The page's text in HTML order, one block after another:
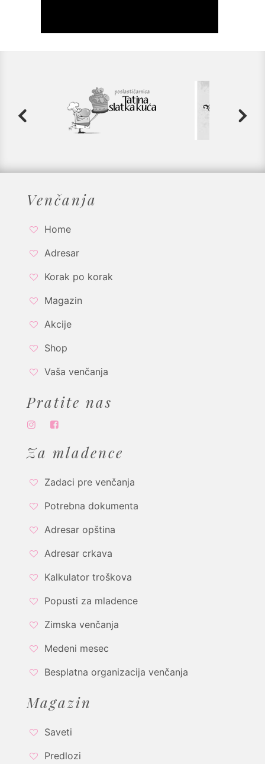
Venčanja
Home
Adresar
Korak po korak
Magazin
Akcije
Shop
Vaša venčanja
Pratite nas
Za mladence
Zadaci pre venčanja
Potrebna dokumenta
Adresar opština
Adresar crkava
Kalkulator troškova
Popusti za mladence
Zimska venčanja
Medeni mesec
Besplatna organizacija venčanja
Magazin
Saveti
Predlozi